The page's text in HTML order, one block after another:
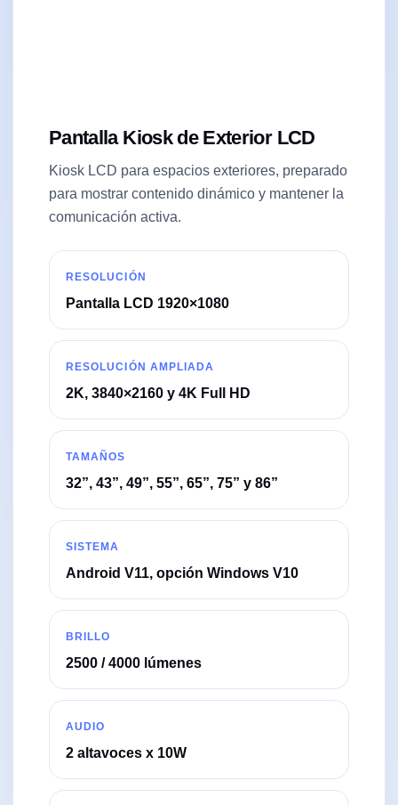
Pantalla Kiosk de Exterior LCD
Kiosk LCD para espacios exteriores, preparado
para mostrar contenido dinámico y mantener la
comunicación activa.
RESOLUCIÓN
Pantalla LCD 1920×1080
RESOLUCIÓN AMPLIADA
2K, 3840×2160 y 4K Full HD
TAMAÑOS
32”, 43”, 49”, 55”, 65”, 75” y 86”
SISTEMA
Android V11, opción Windows V10
BRILLO
2500 / 4000 lúmenes
AUDIO
2 altavoces x 10W